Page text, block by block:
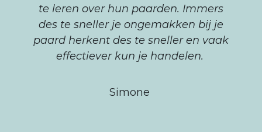
te leren over hun paarden. Immers
des te sneller je ongemakken bij je
paard herkent des te sneller en vaak
effectiever kun je handelen.
Simone